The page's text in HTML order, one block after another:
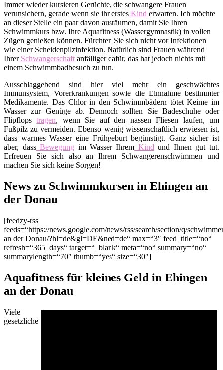
Immer wieder kursieren Gerüchte, die schwangere Frauen
verunsichern, gerade wenn sie ihr erstes Kind erwarten. Ich möchte
an dieser Stelle ein paar davon ausräumen, damit Sie Ihren
Schwimmkurs bzw. Ihre Aquafitness (Wassergymnastik) in vollen
Zügen genießen können. Fürchten Sie sich nicht vor Infektionen
wie einer Scheidenpilzinfektion. Natürlich sind Frauen während
IhrerSchwangerschaft anfälliger dafür, das hat jedoch nichts mit
einem Schwimmbadbesuch zu tun.
Ausschlaggebend sind hier viel mehr ein geschwächtes
Immunsystem, Vorerkrankungen sowie die Einnahme bestimmter
Medikamente. Das Chlor in den Schwimmbädern tötet Keime im
Wasser zur Genüge ab. Dennoch sollten Sie Badeschuhe oder
Flipflopstragen, wenn Sie auf den nassen Fliesen laufen, um
Fußpilz zu vermeiden. Ebenso wenig wissenschaftlich erwiesen ist,
dass warmes Wasser eine Frühgeburt begünstigt. Ganz sicher ist
aber, dassBewegung im Wasser Ihrem Kind und Ihnen gut tut.
Erfreuen Sie sich also an Ihrem Schwangerenschwimmen und
machen Sie sich keine Sorgen!
News zu Schwimmkursen in Ehingen an
der Donau
[feedzy-rss
feeds=“https://news.google.com/news/rss/search/section/q/
an der Donau/?hl=de&gl=DE&ned=de“ max=“3″ feed_title=“no“
refresh=“365_days“ target=“_blank“ meta=“no“ summary=“no“
summarylength=“70″ thumb=“yes“ size=“30″]
Aquafitness für kleines Geld in Ehingen
an der Donau
Viele
gesetzliche